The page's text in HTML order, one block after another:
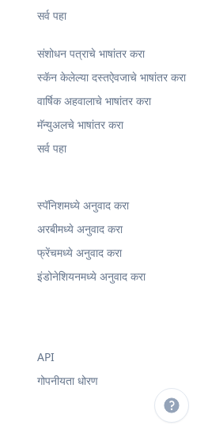
संशोधन पत्राचे भाषांतर करा
स्कॅन केलेल्या दस्तऐवजाचे भाषांतर करा
वार्षिक अहवालाचे भाषांतर करा
मॅन्युअलचे भाषांतर करा
सर्व पहा
स्पॅनिशमध्ये अनुवाद करा
अरबीमध्ये अनुवाद करा
फ्रेंचमध्ये अनुवाद करा
इंडोनेशियनमध्ये अनुवाद करा
सर्व पहा
API
गोपनीयता धोरण